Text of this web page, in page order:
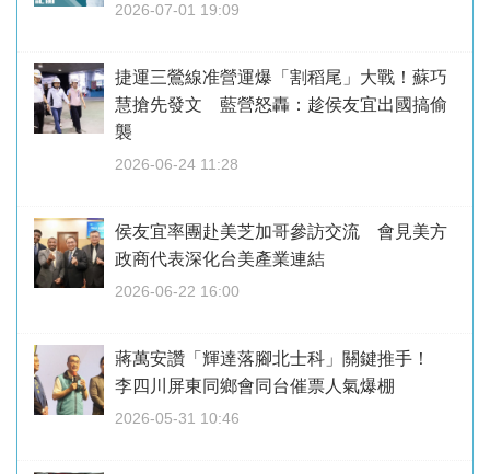
2026-07-01 19:09
捷運三鶯線准營運爆「割稻尾」大戰！蘇巧
慧搶先發文 藍營怒轟：趁侯友宜出國搞偷
襲
2026-06-24 11:28
侯友宜率團赴美芝加哥參訪交流 會見美方
政商代表深化台美產業連結
2026-06-22 16:00
蔣萬安讚「輝達落腳北士科」關鍵推手！
李四川屏東同鄉會同台催票人氣爆棚
2026-05-31 10:46